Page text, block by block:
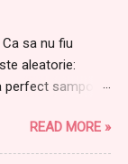
sa nu fiu
aleatorie:
perfect samponul
in special
. Am testat
READ MORE »